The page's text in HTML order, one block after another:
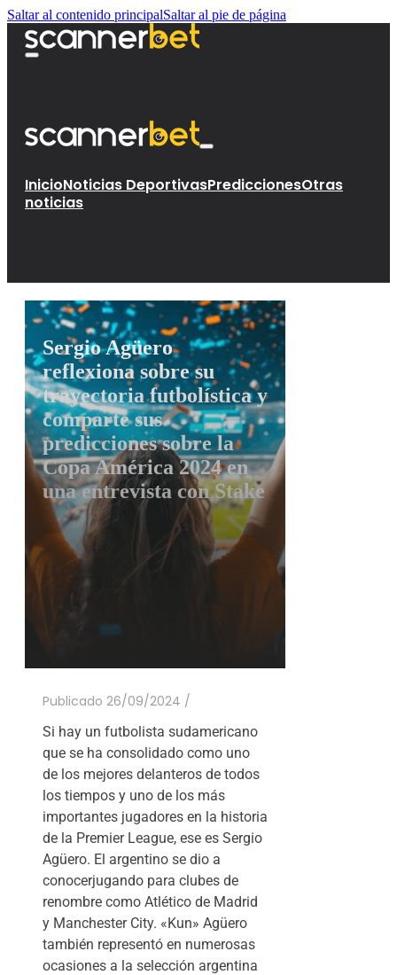
Saltar al contenido principalSaltar al pie de página
InicioNoticias DeportivasPrediccionesOtras
noticias
Sergio Agüero
reflexiona sobre su
trayectoria futbolística y
comparte sus
predicciones sobre la
Copa América 2024 en
una entrevista con Stake
Publicado 26/09/2024 /
Si hay un futbolista sudamericano
que se ha consolidado como uno
de los mejores delanteros de todos
los tiempos y uno de los más
importantes jugadores en la historia
de la Premier League, ese es Sergio
Agüero. El argentino se dio a
conocerjugando para clubes de
renombre como Atlético de Madrid
y Manchester City. «Kun» Agüero
también representó en numerosas
ocasiones a la selección argentina